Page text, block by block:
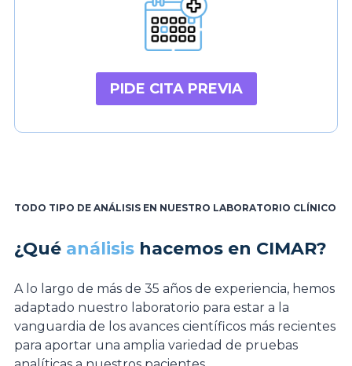
PIDE CITA PREVIA
TODO TIPO DE ANÁLISIS EN NUESTRO LABORATORIO CLÍNICO
¿Qué análisis hacemos en CIMAR?
A lo largo de más de 35 años de experiencia, hemos
adaptado nuestro laboratorio para estar a la
vanguardia de los avances científicos más recientes
para aportar una amplia variedad de pruebas